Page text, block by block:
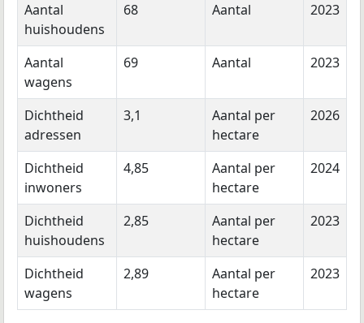
Aantal
huishoudens
68 Aantal 2023
Aantal
wagens
69 Aantal 2023
Dichtheid
adressen
3,1
Aantal per
hectare
2026
Dichtheid
inwoners
4,85
Aantal per
hectare
2024
Dichtheid
huishoudens
2,85
Aantal per
hectare
2023
Dichtheid
wagens
2,89
Aantal per
hectare
2023